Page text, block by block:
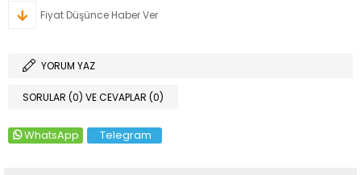
Fiyat Düşünce Haber Ver
YORUM YAZ
SORULAR (0) VE CEVAPLAR (0)
WhatsApp Telegram